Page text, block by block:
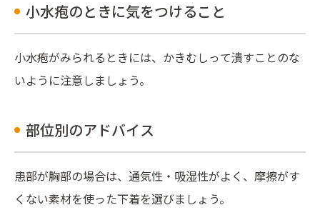
小水疱のときに気をつけること
小水疱がみられるときには、かきむしって潰すことのな
いように注意しましょう。
部位別のアドバイス
患部が胸部の場合は、通気性・吸湿性がよく、摩擦がす
くない素材を使った下着を選びましょう。